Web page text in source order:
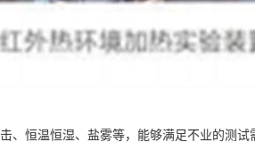
、恒温恒湿、盐雾等，能够满足不业的测试